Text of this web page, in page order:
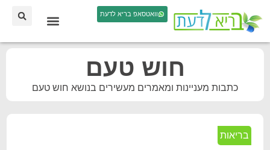
וואטסאפ בריא לדעת
חוש טעם
כתבות מעניינות ומאמרים מעשירים בנושא חוש טעם
בריאות